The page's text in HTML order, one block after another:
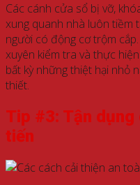
Các cánh cửa sổ bị vỡ,
xung quanh nhà luôn tiềm
người có động cơ trộm
xuyên kiểm tra và thực
bất kỳ những thiệt hại nhỏ
thiết.
Tip #3: Tận
tiến